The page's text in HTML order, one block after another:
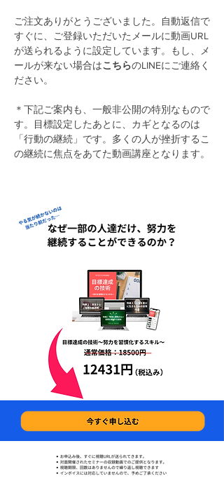
ご注文ありがとうございました。自動返信で
すぐに、ご登録いただいたメールに動画URL
が送られるように設定しています。もし、メ
ールが来ない場合はこちらのLINEにご連絡く
ださい。
＊下記ご案内も、一般非公開の特別なもので
す。目標設定したあとに、カギとなるのは
「行動の継続」です。多くの人が挫折するこ
の継続に焦点をあてた動画講座となります。